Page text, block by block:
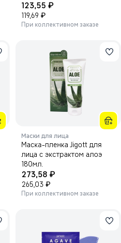
Mask 16г.
123,55 ₽
119,69 ₽
При коллективном заказе
Маски для лица
Маска-пленка Jigott для
лица с экстрактом алоэ
180мл.
273,58 ₽
265,03 ₽
При коллективном заказе